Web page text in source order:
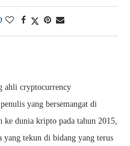
ahli cryptocurrency
yang bersemangat di
dunia kripto pada tahun 2015,
yang tekun di bidang yang terus